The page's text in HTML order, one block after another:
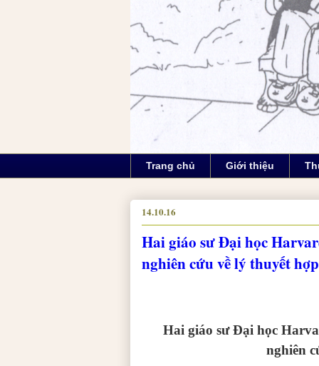
Trang chủ Giới thiệu
14.10.16
Hai giáo sư Đại học
nghiên cứu về lý thuyết
Hai giáo sư Đại học
nghiên